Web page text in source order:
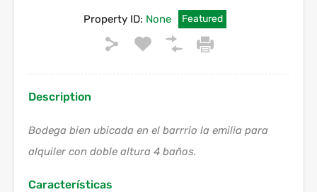
Property ID: None Featured
Description
Bodega bien ubicada en el barrrio la emilia para
alquiler con doble altura 4 baños.
Características